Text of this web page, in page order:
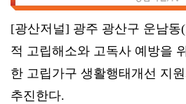
[광산저널] 광주 광산구 운남동
적 고립해소와 고독사 예방을
한 고립가구 생활행태개선 지
추진한다.